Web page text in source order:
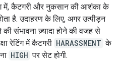
में, कैटगरी और नुकसान की आशंका के
है. उदाहरण के लिए, अगर उत्पीड़न
संभावना ज़्यादा होने की वजह से
रेटिंग में कैटगरी HARASSMENT के
HIGH पर सेट होगी.